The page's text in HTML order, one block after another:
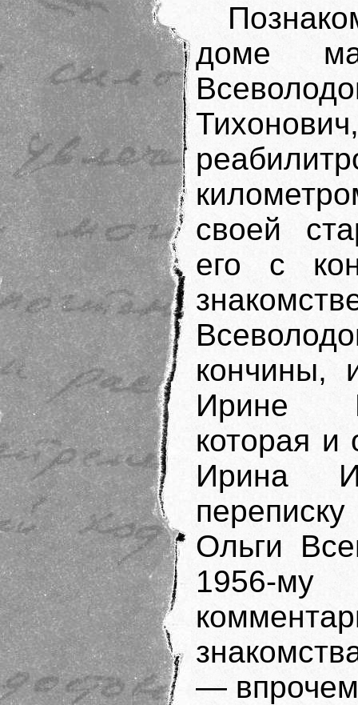
доме
своей
его с
кончины,
Ирине
которая и
Ирина
Ольги
1956-
—